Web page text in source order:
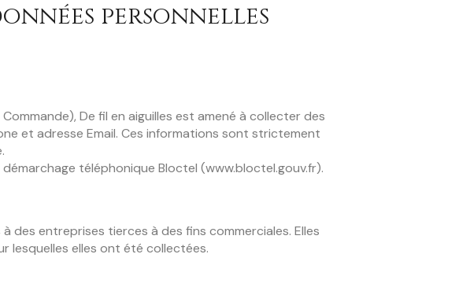
personnelles
De fil en aiguilles est amené à collecter des
et adresse Email. Ces informations sont strictement
téléphonique Bloctel (www.bloctel.gouv.fr).
des entreprises tierces à des fins commerciales. Elles
lesquelles elles ont été collectées.